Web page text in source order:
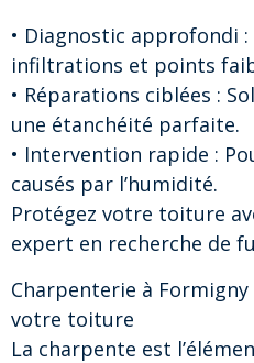
• Diagnostic approfondi
infiltrations et points
• Réparations ciblées :
une étanchéité parfaite.
• Intervention rapide :
causés par l’humidité.
Protégez votre toiture
expert en recherche de
Charpenterie à Formigny
votre toiture
La charpente est